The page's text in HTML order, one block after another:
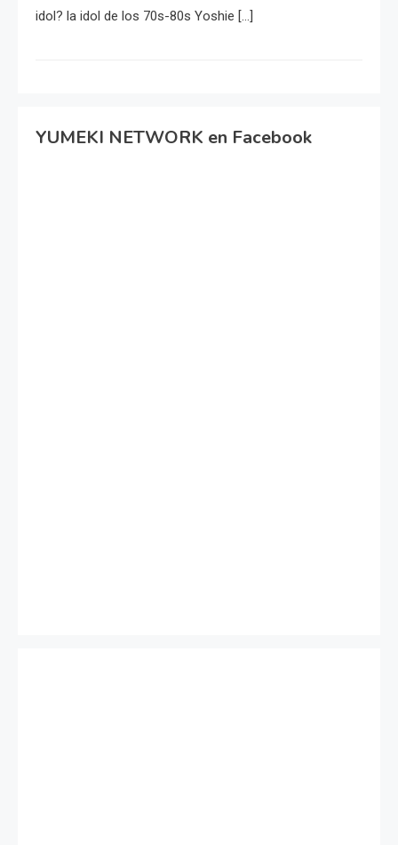
idol? la idol de los 70s-80s Yoshie […]
YUMEKI NETWORK en Facebook